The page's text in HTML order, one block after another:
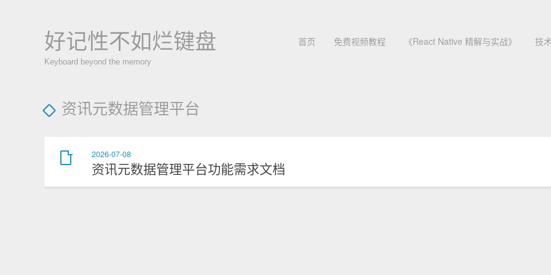
好记性不如烂键盘
Keyboard beyond the memory
首页 免费视频教程 《React Native 精解与实战》 技
资讯元数据管理平台
2026-07-08
资讯元数据管理平台功能需求文档